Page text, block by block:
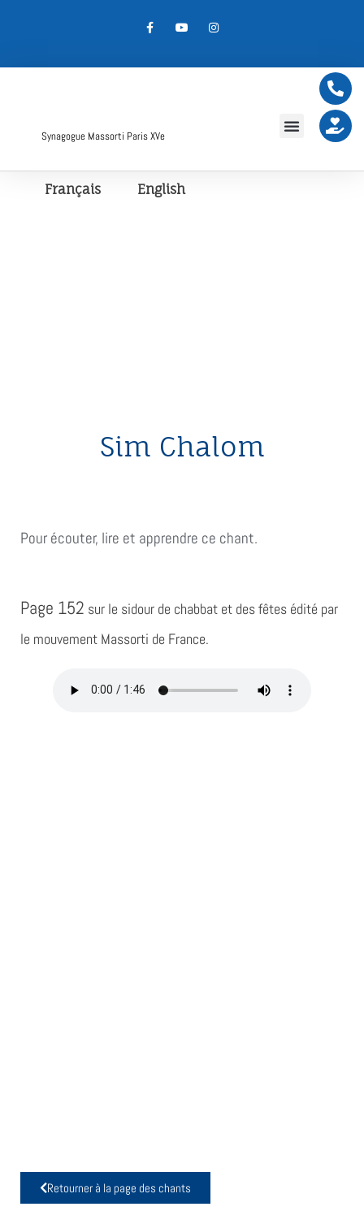
Synagogue Massorti Paris XVe
Français English
Sim Chalom
Pour écouter, lire et apprendre ce chant.
Page 152 sur le sidour de chabbat et des fêtes édité par
le mouvement Massorti de France.
Retourner à la page des chants